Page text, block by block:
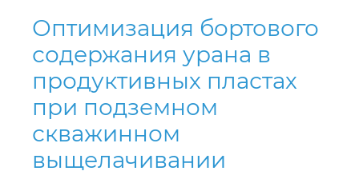
Оптимизация бортового
содержания урана в
продуктивных пластах
при подземном
скважинном
выщелачивании